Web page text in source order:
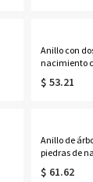
Anillo con
nacimiento
quilates
$ 53.21
Anillo de
piedras de
ley
$ 61.62